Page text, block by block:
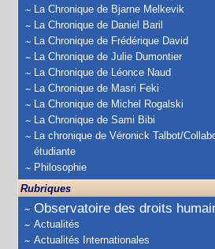
La Chronique de Bjarne Melkevik
La Chronique de Daniel Baril
La Chronique de Frédérique David
La Chronique de Julie Dumontier
La Chronique de Léonce Naud
La Chronique de Masri Feki
La Chronique de Michel Rogalski
La Chronique de Sami Bibi
La chronique de Véronick Talbot/
étudiante
Philosophie
Rubriques
Observatoire des droits
Actualités
Actualités Internationales